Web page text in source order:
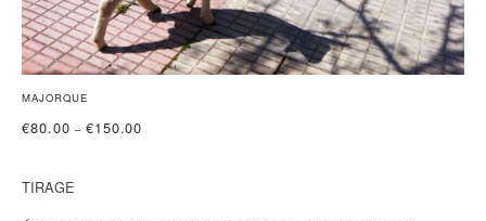
MAJORQUE
€80.00 – €150.00
TIRAGE